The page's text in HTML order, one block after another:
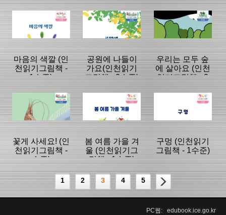
2024/02/02
2024/02/02
2024/02/02
분류명 : 초등
|
2024/02/02
문:186
분류명 : 초등
2024/02/02
문:237
분류명 : 초등
2024/02/02
문:193
마음의 색깔 (인
천읽기그림책 -
1수준)
분류명 : 초등
|
등록일 :
2024/02/02
공원에 나들이
가요(인천읽기
그림책 - 2수준)
분류명 : 초등
등록일 :
2024/02/02
우리는 모두 숲
에 살아요 (인천
읽기그림책 - 2
분류명 : 초등
|
등록일 :
2024/02/02
|
꽃게 사세요! (인
천읽기그림책 -
수준)
분류명 : 초등
봄 여름 가을 겨
울 (인천읽기그
림책 - 1수준)
분류명 : 초등
구멍 (인천읽기
그림책 - 1수준)
분류명 : 초등
1 2 3 4 5
PC웹: edubook.ice.go.kr